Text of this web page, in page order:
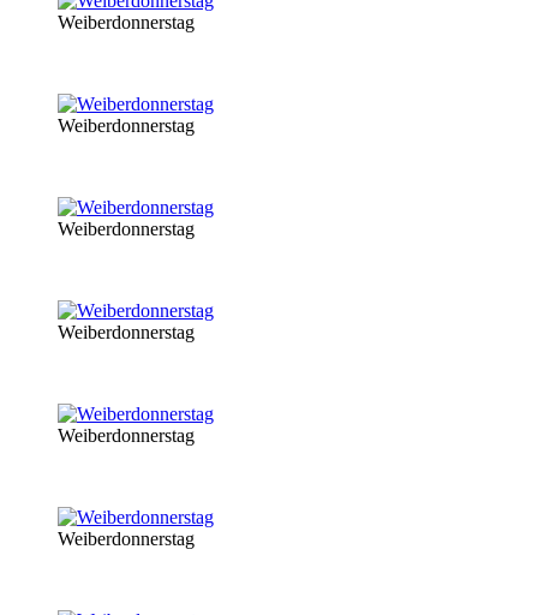
Weiberdonnerstag
Weiberdonnerstag
Weiberdonnerstag
Weiberdonnerstag
Weiberdonnerstag
Weiberdonnerstag